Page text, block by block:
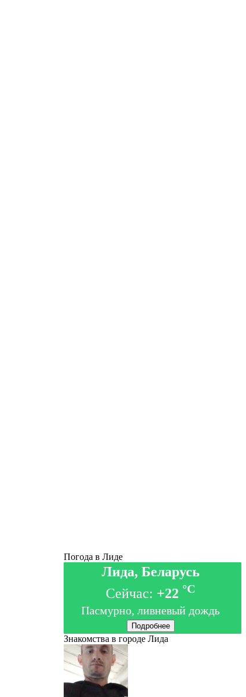
Погода в Лиде
Лида, Беларусь
Сейчас: +22 °C
Пасмурно, ливневый дождь
Подробнее
Знакомства в городе Лида